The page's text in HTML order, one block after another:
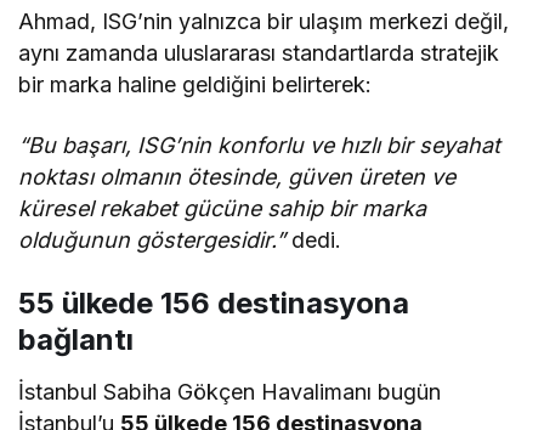
Ahmad, ISG’nin yalnızca bir ulaşım merkezi değil,
aynı zamanda uluslararası standartlarda stratejik
bir marka haline geldiğini belirterek:
“Bu başarı, ISG’nin konforlu ve hızlı bir seyahat
noktası olmanın ötesinde, güven üreten ve
küresel rekabet gücüne sahip bir marka
olduğunun göstergesidir.”dedi.
55 ülkede 156 destinasyona
bağlantı
İstanbul Sabiha Gökçen Havalimanı bugün
İstanbul’u 55 ülkede 156 destinasyona